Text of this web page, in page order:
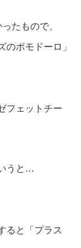
たもので、
のポモドーロ」
フェットチー
うと…
ると「プラス